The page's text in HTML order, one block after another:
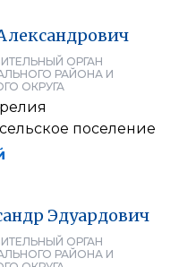
ОРГАН
РАЙОНА И
ОКРУГА
поселение
Эдуардович
ОРГАН
РАЙОНА И